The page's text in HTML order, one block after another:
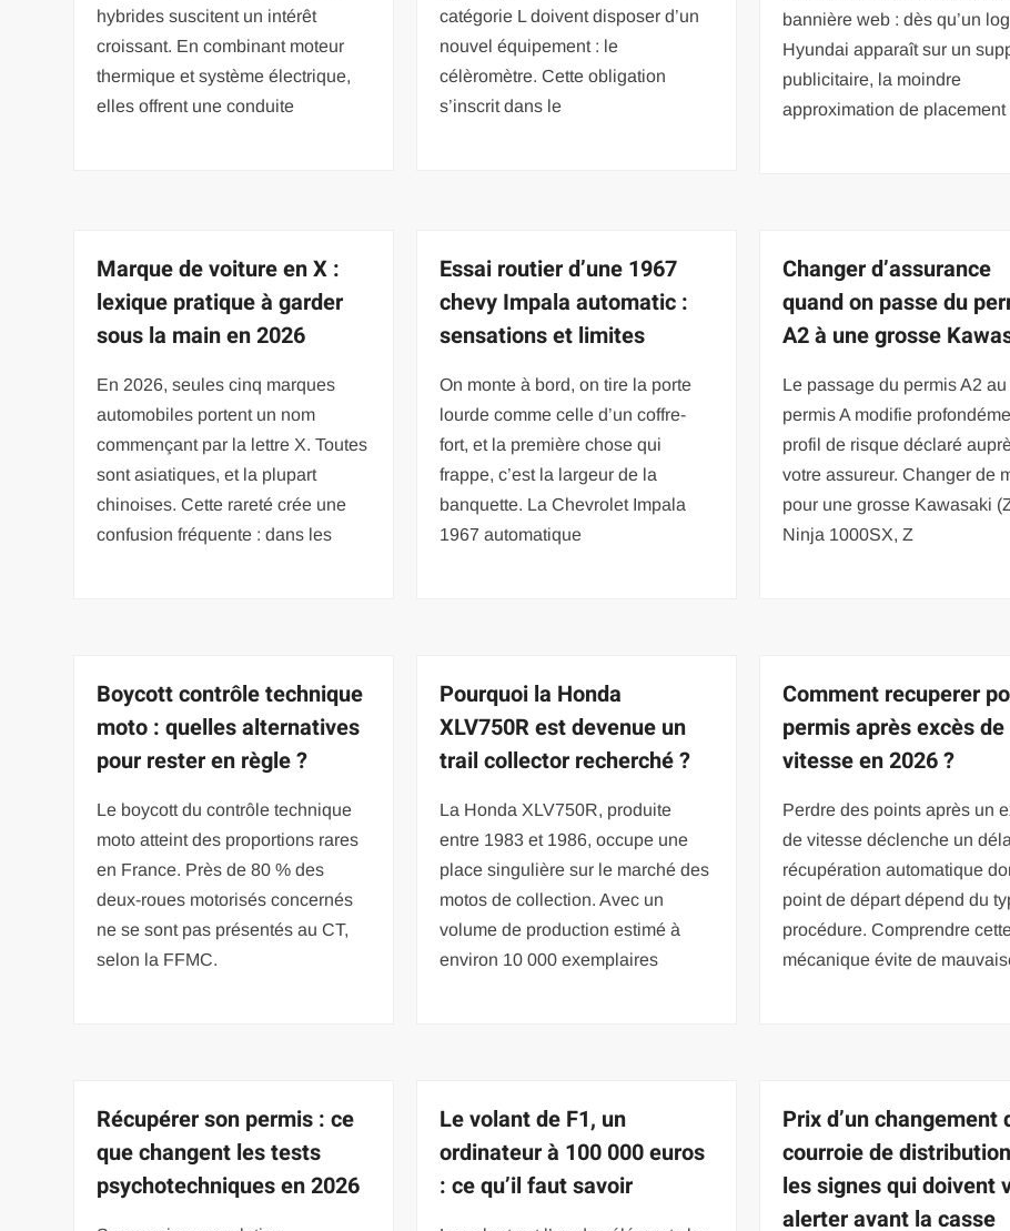
hybrides suscitent un intérêt
croissant. En combinant moteur
thermique et système électrique,
elles offrent une conduite
catégorie L doivent disposer d’un
nouvel équipement : le
célèromètre. Cette obligation
s’inscrit dans le
bannière web : dès qu’un
Hyundai apparaît sur un
publicitaire, la moindre
approximation de placement
Marque de voiture en X :
lexique pratique à garder
sous la main en 2026
En 2026, seules cinq marques
automobiles portent un nom
commençant par la lettre X. Toutes
sont asiatiques, et la plupart
chinoises. Cette rareté crée une
confusion fréquente : dans les
Essai routier d’une 1967
chevy Impala automatic :
sensations et limites
On monte à bord, on tire la porte
lourde comme celle d’un coffre-
fort, et la première chose qui
frappe, c’est la largeur de la
banquette. La Chevrolet Impala
1967 automatique
Changer d’assurance
quand on passe du
A2 à une grosse
Le passage du permis A2 au
permis A modifie
profil de risque déclaré
votre assureur. Changer de
pour une grosse Kawasaki
Ninja 1000SX, Z
Boycott contrôle technique
moto : quelles alternatives
pour rester en règle ?
Le boycott du contrôle technique
moto atteint des proportions rares
en France. Près de 80 % des
deux-roues motorisés concernés
ne se sont pas présentés au CT,
selon la FFMC.
Pourquoi la Honda
XLV750R est devenue un
trail collector recherché ?
La Honda XLV750R, produite
entre 1983 et 1986, occupe une
place singulière sur le marché des
motos de collection. Avec un
volume de production estimé à
environ 10 000 exemplaires
Comment recuperer
permis après excès de
vitesse en 2026 ?
Perdre des points après un
de vitesse déclenche un
récupération automatique
point de départ dépend du
procédure. Comprendre
mécanique évite de
Récupérer son permis : ce
que changent les tests
psychotechniques en 2026
Le volant de F1, un
ordinateur à 100 000 euros
: ce qu’il faut savoir
Prix d’un changement
courroie de
les signes qui doivent
alerter avant la casse